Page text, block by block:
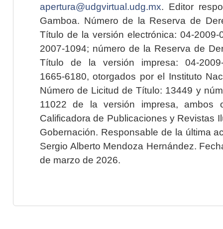
apertura@udgvirtual.udg.mx. Editor
Gamboa. Número de la Reserva de
Título de la versión electrónica: 04-2009-
2007-1094; número de la Reserva de
Título de la versión impresa: 04-2009-
1665-6180, otorgados por el Instituto
Número de Licitud de Título: 13449 y
11022 de la versión impresa, ambos
Calificadora de Publicaciones y Revistas
Gobernación. Responsable de la última
Sergio Alberto Mendoza Hernández.
de marzo de 2026.